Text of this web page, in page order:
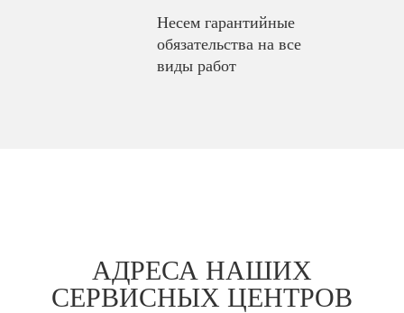
Несем гарантийные
обязательства на все
виды работ
АДРЕСА НАШИХ
СЕРВИСНЫХ ЦЕНТРОВ